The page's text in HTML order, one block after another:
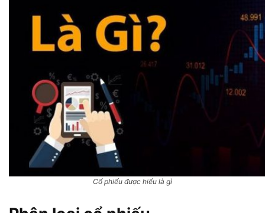
Cổ phiếu được hiểu là gì